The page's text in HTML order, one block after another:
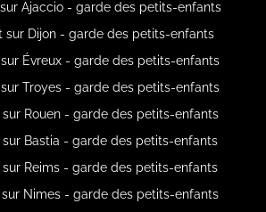
Ajaccio - garde des petits-enfants
sur Dijon - garde des petits-enfants
Évreux - garde des petits-enfants
Troyes - garde des petits-enfants
sur Rouen - garde des petits-enfants
sur Bastia - garde des petits-enfants
sur Reims - garde des petits-enfants
sur Nimes - garde des petits-enfants